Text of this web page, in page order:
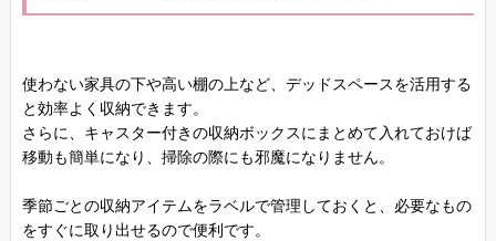
使わない家具の下や高い棚の上など、デッドスペースを活用する
と効率よく収納できます。
さらに、キャスター付きの収納ボックスにまとめて入れておけば
移動も簡単になり、掃除の際にも邪魔になりません。
季節ごとの収納アイテムをラベルで管理しておくと、必要なもの
をすぐに取り出せるので便利です。